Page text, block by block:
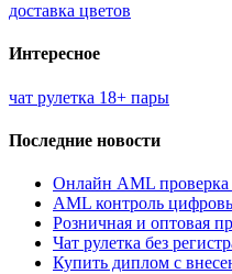
доставка цветов
Интересное
чат рулетка 18+ пары
Последние новости
Онлайн AML проверка
AML контроль
Розничная и оптовая
Чат рулетка без
Купить диплом с